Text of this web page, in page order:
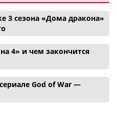
3 сезона «Дома дракона»
4» и чем закончится
God of War —